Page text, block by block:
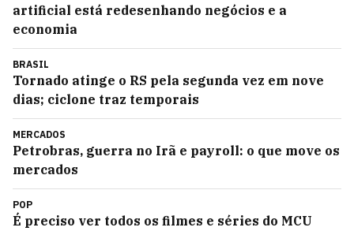
artificial está redesenhando negócios e a
economia
BRASIL
Tornado atinge o RS pela segunda vez em nove
dias; ciclone traz temporais
MERCADOS
Petrobras, guerra no Irã e payroll: o que move os
mercados
POP
É preciso ver todos os filmes e séries do MCU